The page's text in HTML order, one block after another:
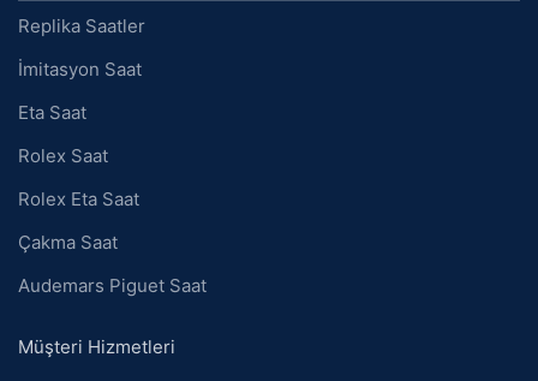
Replika Saatler
İmitasyon Saat
Eta Saat
Rolex Saat
Rolex Eta Saat
Çakma Saat
Audemars Piguet Saat
Müşteri Hizmetleri